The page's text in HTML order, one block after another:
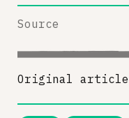
Source
Original article